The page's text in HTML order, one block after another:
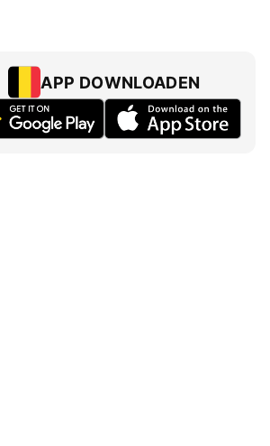
APP DOWNLOADEN